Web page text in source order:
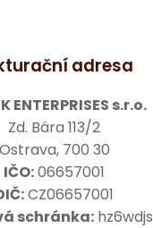
adresa
ENTERPRISES s.r.o.
Zd. Bára 113/2
Ostrava, 700 30
IČO:06657001
CZ06657001
schránka:hz6wdjs